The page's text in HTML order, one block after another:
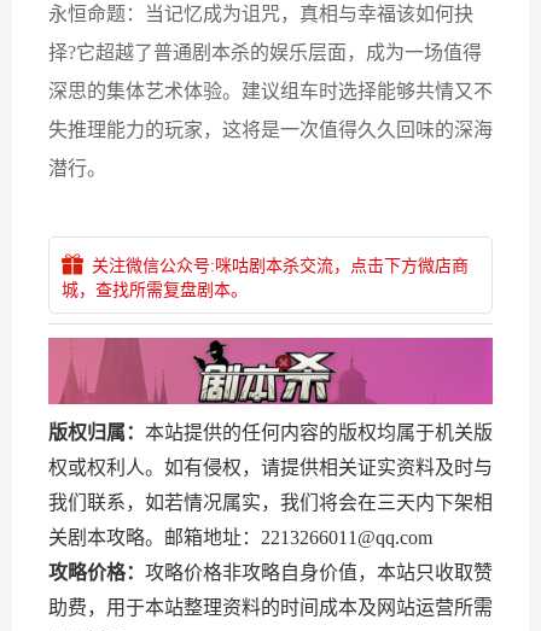
永恒命题：当记忆成为诅咒，真相与幸福该如何抉
择?它超越了普通剧本杀的娱乐层面，成为一场值得
深思的集体艺术体验。建议组车时选择能够共情又不
失推理能力的玩家，这将是一次值得久久回味的深海
潜行。
关注微信公众号:咪咕剧本杀交流，点击下方微店商
城，查找所需复盘剧本。
版权归属： 本站提供的任何内容的版权均属于机关版
权或权利人。如有侵权，请提供相关证实资料及时与
我们联系，如若情况属实，我们将会在三天内下架相
关剧本攻略。邮箱地址：2213266011@qq.com
攻略价格： 攻略价格非攻略自身价值，本站只收取赞
助费，用于本站整理资料的时间成本及网站运营所需